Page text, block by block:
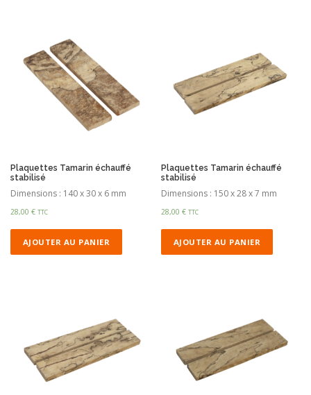
Plaquettes Tamarin échauffé
stabilisé
Dimensions : 140 x 30 x 6 mm
28,00 € TTC
AJOUTER AU PANIER
Plaquettes Tamarin échauffé
stabilisé
Dimensions : 150 x 28 x 7 mm
28,00€ TTC
AJOUTER AU PANIER